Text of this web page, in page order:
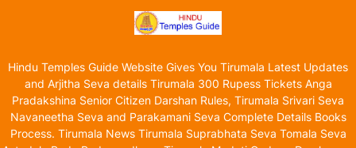
Hindu Temples Guide Website Gives You Tirumala Latest Updates
and Arjitha Seva details Tirumala 300 Rupess Tickets Anga
Pradakshina Senior Citizen Darshan Rules, Tirumala Srivari Seva
Navaneetha Seva and Parakamani Seva Complete Details Books
Process. Tirumala News Tirumala Suprabhata Seva Tomala Seva